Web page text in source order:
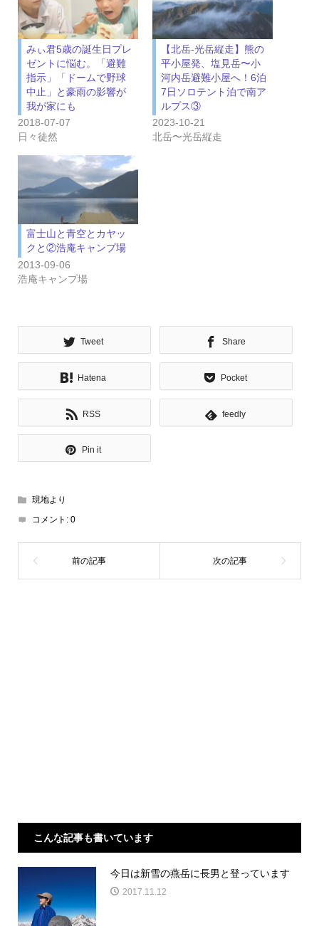
みぃ君5歳の誕生日プレ
ゼントに悩む。「避難
指示」「ドームで野球
中止」と豪雨の影響が
我が家にも
2018-07-07
日々徒然
【北岳-光岳縦走】熊の
平小屋発、塩見岳〜小
河内岳避難小屋へ！6泊
7日ソロテント泊で南ア
ルプス③
2023-10-21
北岳〜光岳縦走
富士山と青空とカヤッ
クと②浩庵キャンプ場
2013-09-06
浩庵キャンプ場
Tweet Share
Hatena Pocket
RSS feedly
Pin it
現地より
コメント: 0
こんな記事も書いています
今日は新雪の燕岳に長男と登っています
2017.11.12